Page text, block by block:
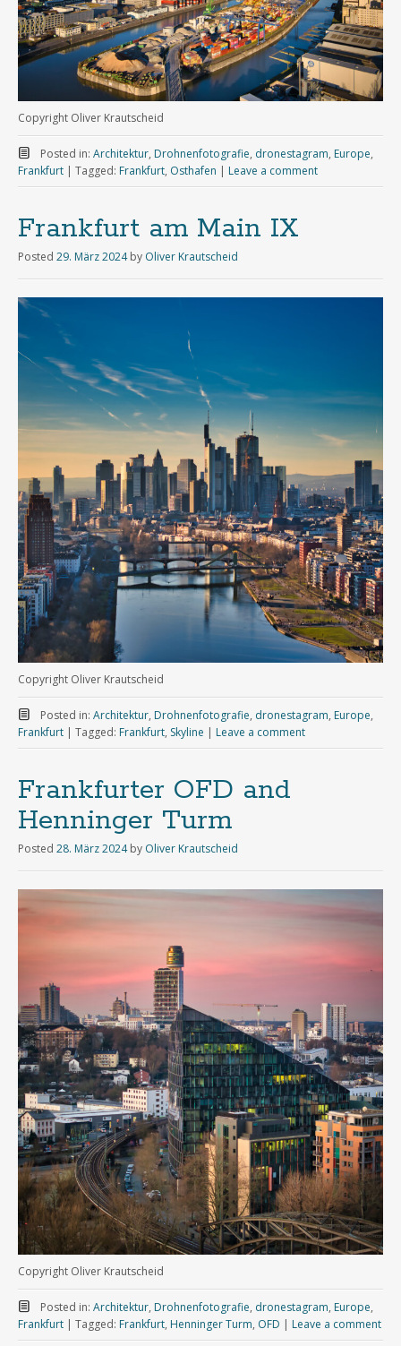
Copyright Oliver Krautscheid
Posted in: Architektur, Drohnenfotografie, dronestagram, Europe,
Frankfurt | Tagged: Frankfurt, Osthafen | Leave a comment
Frankfurt am Main IX
Posted 29. März 2024 by Oliver Krautscheid
Copyright Oliver Krautscheid
Posted in: Architektur, Drohnenfotografie, dronestagram, Europe,
Frankfurt | Tagged: Frankfurt, Skyline | Leave a comment
Frankfurter OFD and
Henninger Turm
Posted 28. März 2024 by Oliver Krautscheid
Copyright Oliver Krautscheid
Posted in: Architektur, Drohnenfotografie, dronestagram, Europe,
Frankfurt | Tagged: Frankfurt, Henninger Turm, OFD | Leave a comment